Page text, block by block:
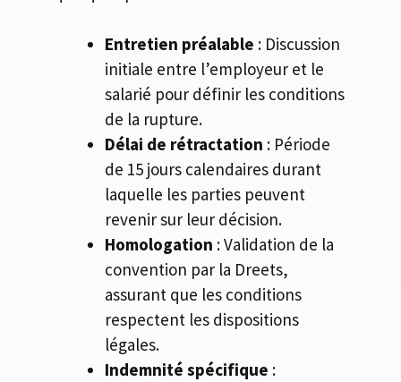
Entretien préalable : Discussion
initiale entre l’employeur et le
salarié pour définir les conditions
de la rupture.
Délai de rétractation : Période
de 15 jours calendaires durant
laquelle les parties peuvent
revenir sur leur décision.
Homologation : Validation de la
convention par la Dreets,
assurant que les conditions
respectent les dispositions
légales.
Indemnité spécifique :